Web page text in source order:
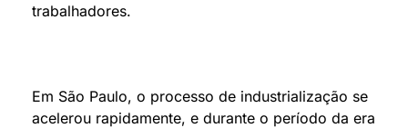
trabalhadores.
Em São Paulo, o processo de industrialização se
acelerou rapidamente, e durante o período da era